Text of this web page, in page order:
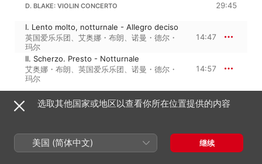
D. BLAKE: VIOLIN CONCERTO 29:45
I. Lento molto, notturnale - Allegro deciso
英国爱乐乐团、 艾奥娜・布朗、 诺曼・德尔・
玛尔
14:47
II. Scherzo. Presto - Notturnale
艾奥娜・布朗、 英国爱乐乐团、 诺曼・德尔・
玛尔
14:57
D. BLAKE: IN PRAISE OF KRISHNA 24:04
David Blake、Teresa Cahill
皇家北方交响
乐团
7:07
选取其他国家或地区以查看你所在位置提供的内容
美国 (简体中文) 继续